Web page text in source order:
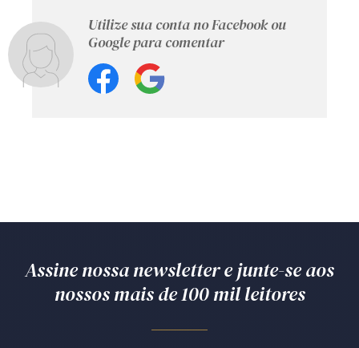
Utilize sua conta no Facebook ou
Google para comentar
Assine nossa newsletter e junte-se aos
nossos mais de 100 mil leitores